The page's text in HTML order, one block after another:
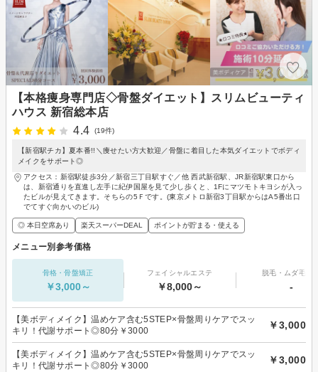
【本格痩身専門店◇骨盤ダイエット】スリムビューティ
ハウス 新宿総本店
4.4
(19件)
【新宿駅チカ】夏本番!!＼痩せたい方大歓迎／骨盤に着目した本気ダイエットでボディ
メイクをサポート◎
アクセス：新宿駅徒歩3分／新宿三丁目駅すぐ／他 西武新宿駅、JR新宿駅東口から
は、新宿通りを直進し左手に紀伊国屋を見て少し歩くと、1Fにマツモトキヨシが入っ
たビルが見えてきます。そちらの5Ｆです。(東京メトロ新宿3丁目駅からはA5番出口
でてすぐ向かいのビル)
◎ 本日空席あり 楽天スーパーDEAL ポイントが貯まる・使える
メニュー別参考価格
骨格・骨盤矯正
￥3,000～
フェイシャルエステ
￥8,000～
脱毛・ムダ毛処
-
【美ボディメイク】温めケア含む5STEP×骨盤周りケアでスッ
キリ！代謝サポート◎80分￥3000
￥3,000
【美ボディメイク】温めケア含む5STEP×骨盤周りケアでスッ
キリ！代謝サポート◎80分￥3000
￥3,000